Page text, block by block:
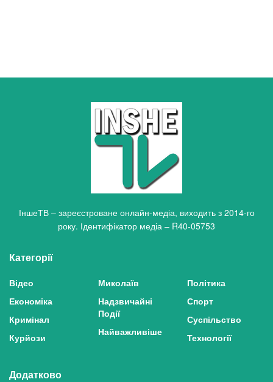
ІншеТВ – зареєстроване онлайн-медіа, виходить з 2014-го
року. Ідентифікатор медіа – R40-05753
Категорії
Відео
Економіка
Кримінал
Курйози
Миколаїв
Надзвичайні
Події
Найважливіше
Політика
Спорт
Суспільство
Технології
Додатково